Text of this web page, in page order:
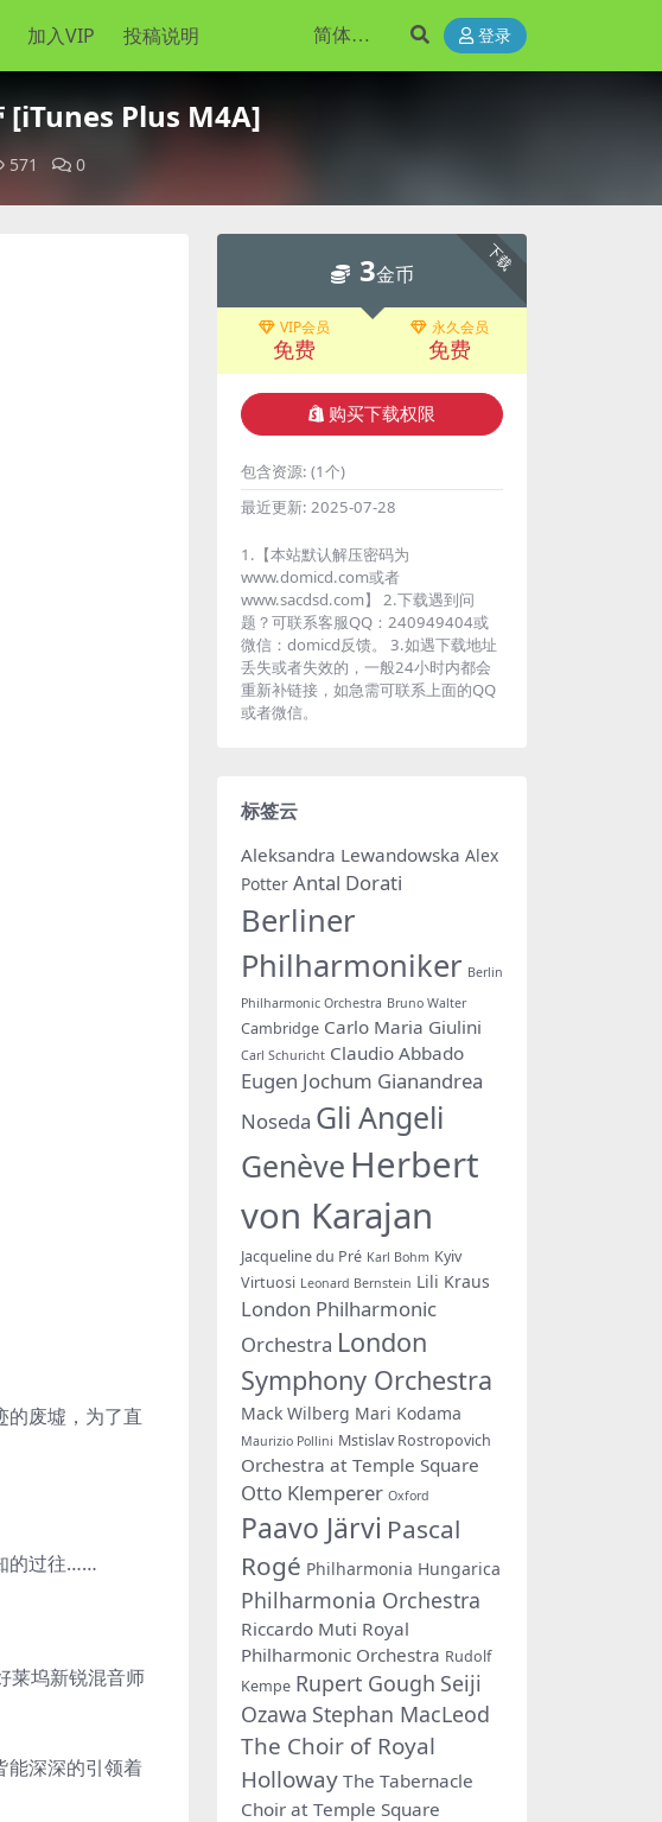
加入VIP 投稿说明 登录
[iTunes Plus M4A]
571 0
的废墟，为了直
的过往……
莱坞新锐混音师
能深深的引领着
下载
3金币
VIP会员
免费
永久会员
免费
购买下载权限
包含资源: (1个)
最近更新: 2025-07-28
1.【本站默认解压密码为
www.domicd.com或者
www.sacdsd.com】 2.下载遇到问
题？可联系客服QQ：240949404或
微信：domicd反馈。 3.如遇下载地址
丢失或者失效的，一般24小时内都会
重新补链接，如急需可联系上面的QQ
或者微信。
标签云
Aleksandra Lewandowska Alex
Potter Antal Dorati
Berliner
Philharmoniker Berlin
Philharmonic Orchestra Bruno Walter
Cambridge Carlo Maria Giulini
Carl Schuricht Claudio Abbado
Eugen Jochum Gianandrea
Noseda Gli Angeli
Genève Herbert
von Karajan
Jacqueline du Pré Karl Bohm Kyiv
Virtuosi Leonard Bernstein Lili Kraus
London Philharmonic
Orchestra London
Symphony Orchestra
Mack Wilberg Mari Kodama
Maurizio Pollini Mstislav Rostropovich
Orchestra at Temple Square
Otto Klemperer Oxford
Paavo Järvi Pascal
Rogé Philharmonia Hungarica
Philharmonia Orchestra
Riccardo Muti Royal
Philharmonic Orchestra Rudolf
Kempe Rupert Gough Seiji
Ozawa Stephan MacLeod
The Choir of Royal
Holloway The Tabernacle
Choir at Temple Square